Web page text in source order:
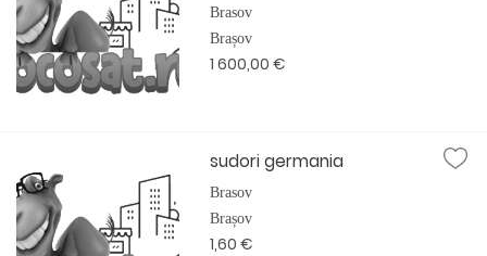
Brasov
Brașov
1 600,00 €
sudori germania
Brasov
Brașov
1,60 €